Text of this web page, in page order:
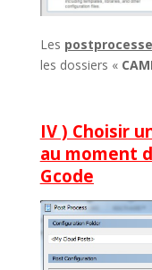
Les
les dossiers «
IV ) Choisir
au moment
Gcode